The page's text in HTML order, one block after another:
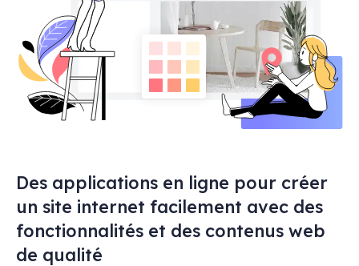
Des applications en ligne pour créer
un site internet facilement avec des
fonctionnalités et des contenus web
de qualité